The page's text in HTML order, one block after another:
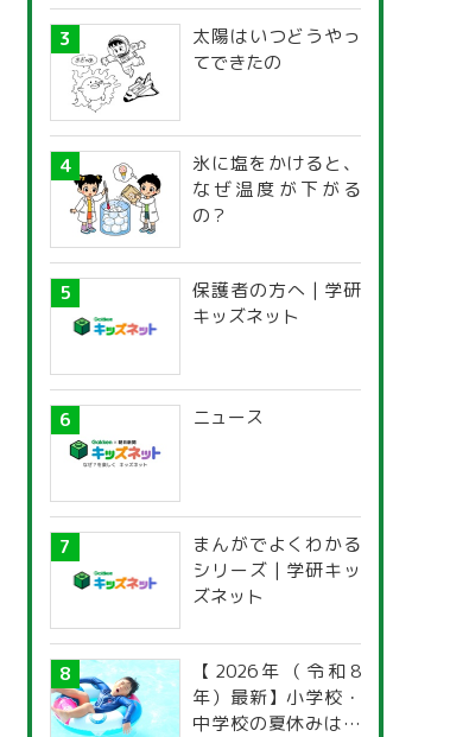
探究ガイド
太陽はいつどうやっ
てできたの
氷に塩をかけると、
なぜ温度が下がる
の？
保護者の方へ | 学研
キッズネット
ニュース
まんがでよくわかる
シリーズ | 学研キッ
ズネット
【2026年（令和8
年）最新】小学校・
中学校の夏休みはい